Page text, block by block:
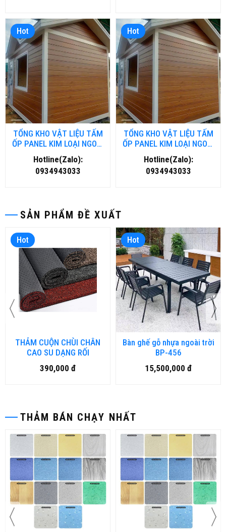
SẢN PHẨM ĐỀ XUẤT
Hot
THẢM CUỘN CHÙI CHÂN
CAO SU DẠNG RỐI
390,000 đ
Hot
Bàn ghế gỗ nhựa ngoài trời
BP-456
15,500,000 đ
THẢM BÁN CHẠY NHẤT
Hot
TỔNG KHO VẬT LIỆU TẤM
ỐP PANEL KIM LOẠI NGOÀI
TRỜI TẠI ĐÀ NĂNG
Hotline(Zalo):
0934943033
Hot
TỔNG KHO VẬT LIỆU TẤM
ỐP PANEL KIM LOẠI NGOÀI
TRỜI TẠI HỒ CHÍ MINH
Hotline(Zalo):
0934943033